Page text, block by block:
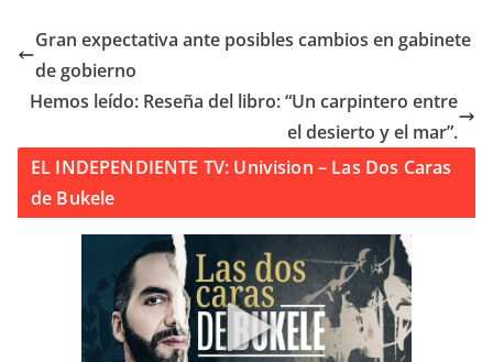
Gran expectativa ante posibles cambios en gabinete
de gobierno
Hemos leído: Reseña del libro: “Un carpintero entre
el desierto y el mar”.
EL INDEPENDIENTE TV: Univision – Las Dos Caras
de Bukele